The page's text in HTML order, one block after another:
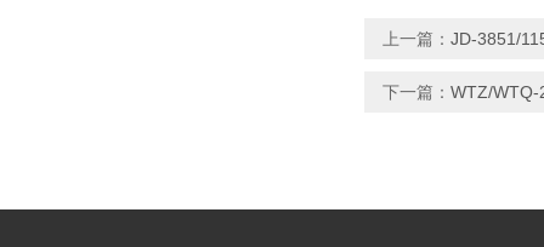
上一篇： JD-3851/
下一篇： WTZ/WTQ-